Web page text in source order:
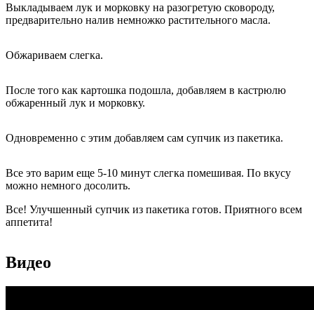
Выкладываем лук и морковку на разогретую сковороду,
предварительно налив немножко растительного масла.
Обжариваем слегка.
После того как картошка подошла, добавляем в кастрюлю
обжаренный лук и морковку.
Одновременно с этим добавляем сам супчик из пакетика.
Все это варим еще 5-10 минут слегка помешивая. По вкусу
можно немного досолить.
Все! Улучшенный супчик из пакетика готов. Приятного всем
аппетита!
Видео